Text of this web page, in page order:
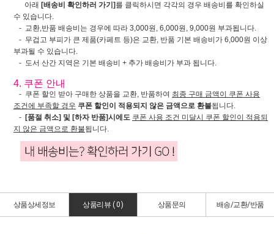
아래 [배송비 확인하러 가기] 를 클릭하시면 각각의 경우 배송비를 확인하실
수 있습니다.
- 교환,반품 배송비는 경우에 따라 3,000원, 6,000원, 9,000원 부과됩니다.
- 무겁고 부피가 큰 제품(카페트 등)은 교환, 반품 기본 배송비가 6,000원 이상
부과될 수 있습니다.
- 도서 산간 지역은 기본 배송비 + 추가 배송비가 부과 됩니다.
4. 쿠폰 안내
- 쿠폰 할인 받아 구매한 상품을 교환, 반품하여 최종 구매 금액이 쿠폰 사용
조건에 부족할 경우 쿠폰 할인이 적용되지 않은 금액으로 환불됩니다.
- [품절 취소] 및 [하자 반품]시에도 쿠폰 사용 조건 미달시 쿠폰 할인이 적용되
지 않은 금액으로 환불됩니다.
상품상세정보 상품리뷰 ( 0) 상품문의 배송/교환/반품